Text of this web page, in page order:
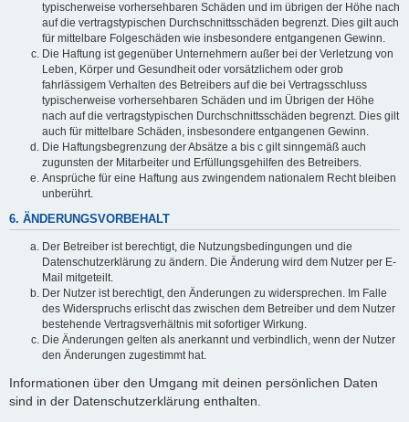
typischerweise vorhersehbaren Schäden und im übrigen der Höhe nach
auf die vertragstypischen Durchschnittsschäden begrenzt. Dies gilt auch
für mittelbare Folgeschäden wie insbesondere entgangenen Gewinn.
Die Haftung ist gegenüber Unternehmern außer bei der Verletzung von
Leben, Körper und Gesundheit oder vorsätzlichem oder grob
fahrlässigem Verhalten des Betreibers auf die bei Vertragsschluss
typischerweise vorhersehbaren Schäden und im Übrigen der Höhe
nach auf die vertragstypischen Durchschnittsschäden begrenzt. Dies gilt
auch für mittelbare Schäden, insbesondere entgangenen Gewinn.
Die Haftungsbegrenzung der Absätze a bis c gilt sinngemäß auch
zugunsten der Mitarbeiter und Erfüllungsgehilfen des Betreibers.
Ansprüche für eine Haftung aus zwingendem nationalem Recht bleiben
unberührt.
6. ÄNDERUNGSVORBEHALT
Der Betreiber ist berechtigt, die Nutzungsbedingungen und die
Datenschutzerklärung zu ändern. Die Änderung wird dem Nutzer per E-
Mail mitgeteilt.
Der Nutzer ist berechtigt, den Änderungen zu widersprechen. Im Falle
des Widerspruchs erlischt das zwischen dem Betreiber und dem Nutzer
bestehende Vertragsverhältnis mit sofortiger Wirkung.
Die Änderungen gelten als anerkannt und verbindlich, wenn der Nutzer
den Änderungen zugestimmt hat.
Informationen über den Umgang mit deinen persönlichen Daten
sind in der Datenschutzerklärung enthalten.